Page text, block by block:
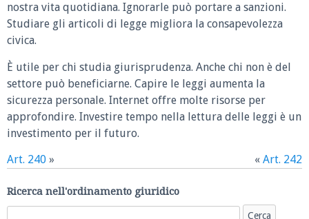
nostra vita quotidiana. Ignorarle può portare a sanzioni.
Studiare gli articoli di legge migliora la consapevolezza
civica.
È utile per chi studia giurisprudenza. Anche chi non è del
settore può beneficiarne. Capire le leggi aumenta la
sicurezza personale. Internet offre molte risorse per
approfondire. Investire tempo nella lettura delle leggi è un
investimento per il futuro.
Art. 240 » « Art. 242
Ricerca nell'ordinamento giuridico